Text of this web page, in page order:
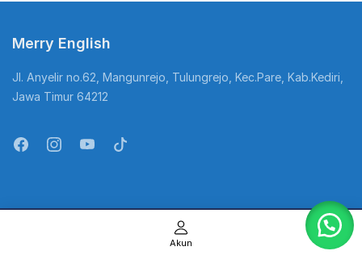
Merry English
Jl. Anyelir no.62, Mangunrejo, Tulungrejo, Kec.Pare, Kab.Kediri,
Jawa Timur 64212
@Copyright Kampung Inggris. All Rights Reserved
Akun